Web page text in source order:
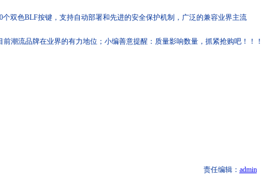
双色BLF按键，支持自动部署和先进的安全保护机制，广泛的兼容业界主流
流品牌在业界的有力地位；小编善意提醒：质量影响数量，抓紧抢购吧！！！
责任编辑： admin